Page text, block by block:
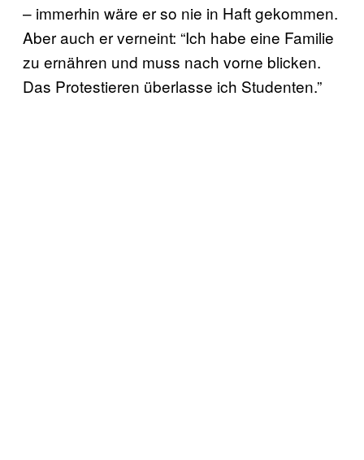
– immerhin wäre er so nie in Haft gekommen.
Aber auch er verneint: “Ich habe eine Familie
zu ernähren und muss nach vorne blicken.
Das Protestieren überlasse ich Studenten.”